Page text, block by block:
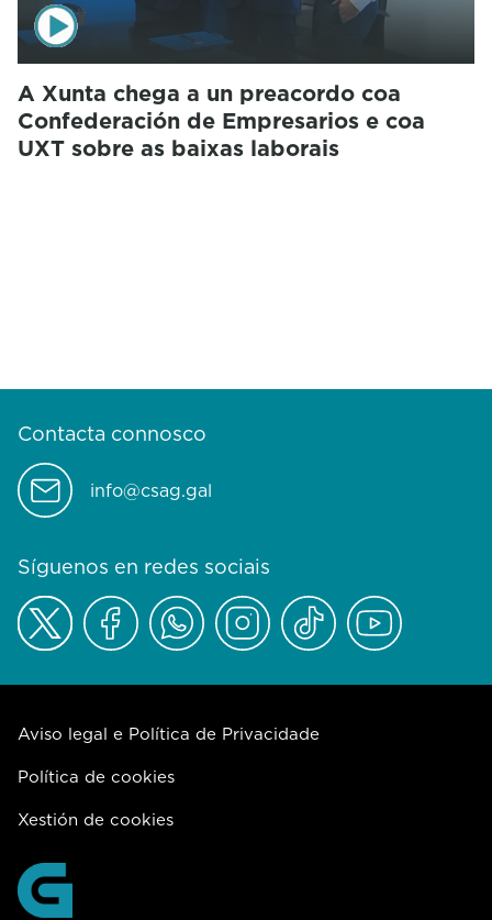
A Xunta chega a un preacordo coa
Confederación de Empresarios e coa
UXT sobre as baixas laborais
Contacta connosco
info@csag.gal
Síguenos en redes sociais
Aviso legal e Política de Privacidade
Política de cookies
Xestión de cookies